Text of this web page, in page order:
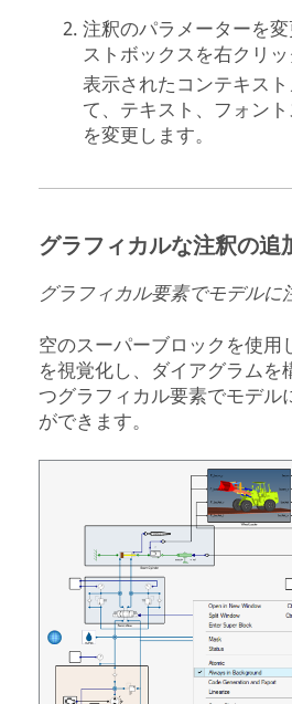
注釈のパラメーターを
ストボックスを右クリッ
表示されたコンテキス
て、テキスト、フォン
を変更します。
グラフィカルな注釈の追
グラフィカル要素でモデルに
空のスーパーブロックを使用
を視覚化し、ダイアグラムを
つグラフィカル要素でモデル
ができます。